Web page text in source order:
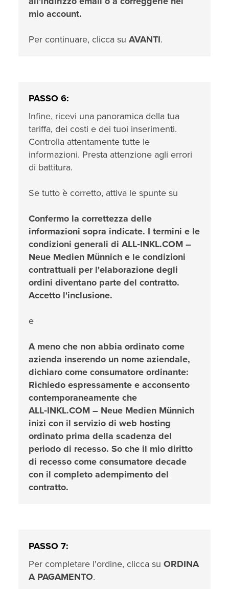
mio account.
Per continuare, clicca su AVANTI.
PASSO 6:
Infine, ricevi una panoramica della tua
tariffa, dei costi e dei tuoi inserimenti.
Controlla attentamente tutte le
informazioni. Presta attenzione agli errori
di battitura.
Se tutto è corretto, attiva le spunte su
Confermo la correttezza delle
informazioni sopra indicate. I termini e le
condizioni generali di ALL‑INKL.COM –
Neue Medien Münnich e le condizioni
contrattuali per l'elaborazione degli
ordini diventano parte del contratto.
Accetto l'inclusione.
e
A meno che non abbia ordinato come
azienda inserendo un nome aziendale,
dichiaro come consumatore ordinante:
Richiedo espressamente e acconsento
contemporaneamente che
ALL‑INKL.COM – Neue Medien Münnich
inizi con il servizio di web hosting
ordinato prima della scadenza del
periodo di recesso. So che il mio diritto
di recesso come consumatore decade
con il completo adempimento del
contratto.
PASSO 7:
Per completare l'ordine, clicca su ORDINA
A PAGAMENTO.